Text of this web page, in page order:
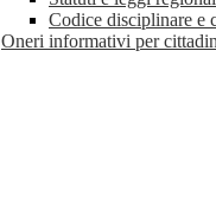
Codice disciplinare e
Oneri informativi per